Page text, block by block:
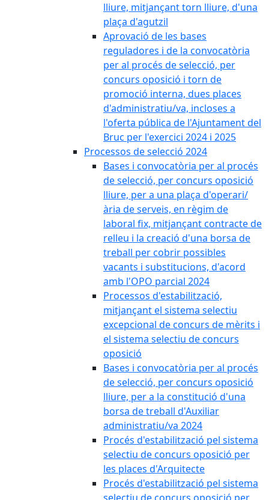
lliure, mitjançant torn lliure, d'una
plaça d'agutzil
Aprovació de les bases
reguladores i de la convocatòria
per al procés de selecció, per
concurs oposició i torn de
promoció interna, dues places
d'administratiu/va, incloses a
l'oferta pública de l'Ajuntament del
Bruc per l'exercici 2024 i 2025
Processos de selecció 2024
Bases i convocatòria per al procés
de selecció, per concurs oposició
lliure, per a una plaça d'operari/
ària de serveis, en règim de
laboral fix, mitjançant contracte de
relleu i la creació d'una borsa de
treball per cobrir possibles
vacants i substitucions, d'acord
amb l'OPO parcial 2024
Processos d'estabilització,
mitjançant el sistema selectiu
excepcional de concurs de mèrits i
el sistema selectiu de concurs
oposició
Bases i convocatòria per al procés
de selecció, per concurs oposició
lliure, per a la constitució d'una
borsa de treball d'Auxiliar
administratiu/va 2024
Procés d'estabilització pel sistema
selectiu de concurs oposició per
les places d'Arquitecte
Procés d'estabilització pel sistema